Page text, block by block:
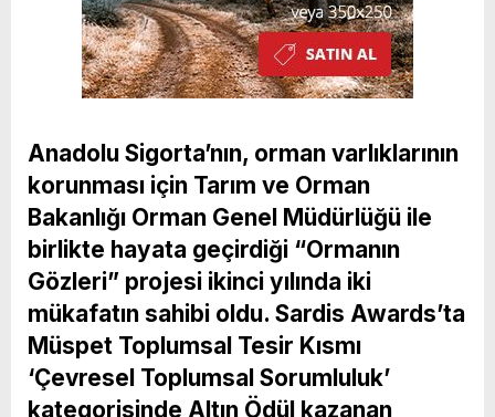
Anadolu Sigorta’nın, orman varlıklarının
korunması için Tarım ve Orman
Bakanlığı Orman Genel Müdürlüğü ile
birlikte hayata geçirdiği “Ormanın
Gözleri” projesi ikinci yılında iki
mükafatın sahibi oldu. Sardis Awards’ta
Müspet Toplumsal Tesir Kısmı
‘Çevresel Toplumsal Sorumluluk’
kategorisinde Altın Ödül kazanan